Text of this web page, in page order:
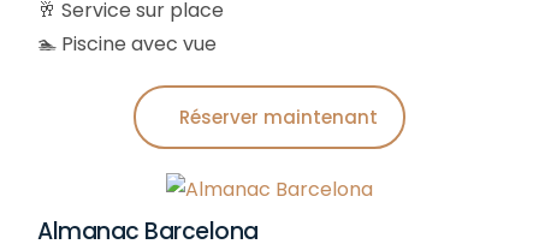
​🥂​ Service sur place
🏊 Piscine avec vue
Réserver maintenant
Almanac Barcelona